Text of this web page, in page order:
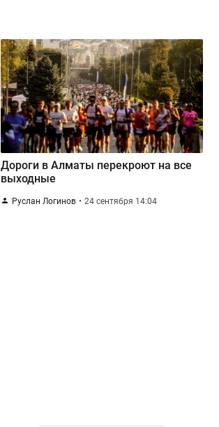
Дороги в Алматы перекроют на все
выходные
Руслан Логинов 24 сентября 14:04